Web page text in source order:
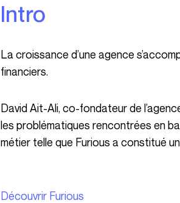
Intro
La croissance d’une agence s’accompagne souvent de nombreux défis organisationnels et
financiers.
David Ait-Ali, co-fondateur de l’agence de publicité et communication Rébellion, partage avec nous
les problématiques rencontrées en
métier telle que Furious a constitué
Découvrir Furious